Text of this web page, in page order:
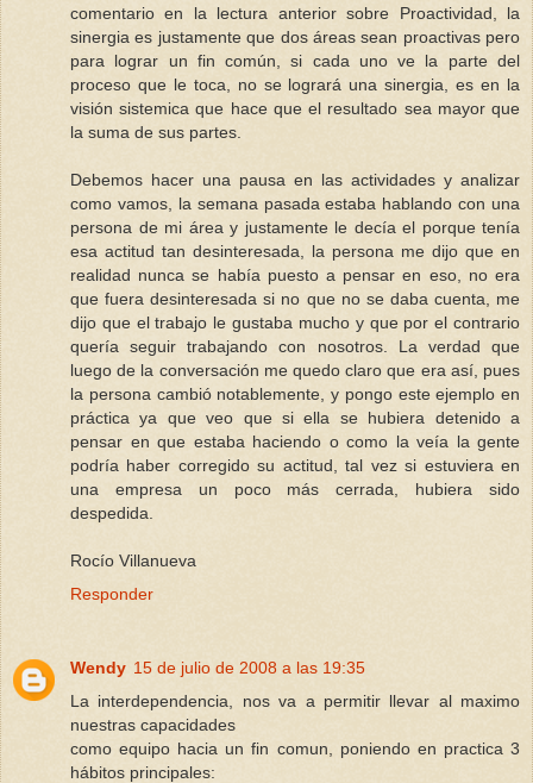
comentario en la lectura anterior sobre Proactividad, la
sinergia es justamente que dos áreas sean proactivas pero
para lograr un fin común, si cada uno ve la parte del
proceso que le toca, no se logrará una sinergia, es en la
visión sistemica que hace que el resultado sea mayor que
la suma de sus partes.
Debemos hacer una pausa en las actividades y analizar
como vamos, la semana pasada estaba hablando con una
persona de mi área y justamente le decía el porque tenía
esa actitud tan desinteresada, la persona me dijo que en
realidad nunca se había puesto a pensar en eso, no era
que fuera desinteresada si no que no se daba cuenta, me
dijo que el trabajo le gustaba mucho y que por el contrario
quería seguir trabajando con nosotros. La verdad que
luego de la conversación me quedo claro que era así, pues
la persona cambió notablemente, y pongo este ejemplo en
práctica ya que veo que si ella se hubiera detenido a
pensar en que estaba haciendo o como la veía la gente
podría haber corregido su actitud, tal vez si estuviera en
una empresa un poco más cerrada, hubiera sido
despedida.
Rocío Villanueva
Responder
Wendy 15 de julio de 2008 a las 19:35
La interdependencia, nos va a permitir llevar al maximo
nuestras capacidades
como equipo hacia un fin comun, poniendo en practica 3
hábitos principales: